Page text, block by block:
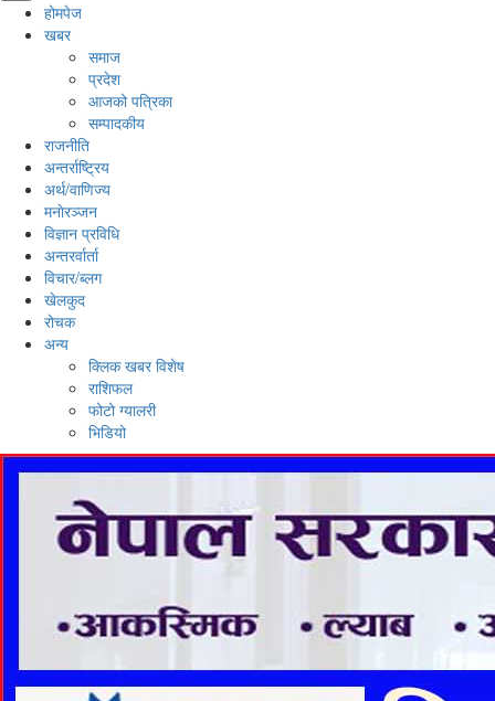
होमपेज
खबर
समाज
प्रदेश
आजको पत्रिका
सम्पादकीय
राजनीति
अन्तर्राष्ट्रिय
अर्थ/वाणिज्य
मनाेरञ्जन
विज्ञान प्रविधि
अन्तरर्वार्ता
विचार/ब्लग
खेलकुद
रोचक
अन्य
क्लिक खबर विशेष
राशिफल
फोटो ग्यालरी
भिडियो